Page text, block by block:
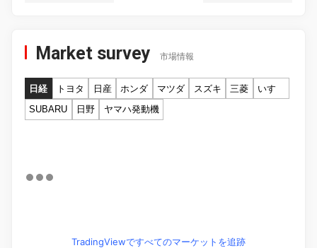
Market survey 市場情報
日経 トヨタ 日産 ホンダ マツダ スズキ 三菱
いすゞ
SUBARU
日野 ヤマハ発動機
TradingViewですべてのマーケットを追跡